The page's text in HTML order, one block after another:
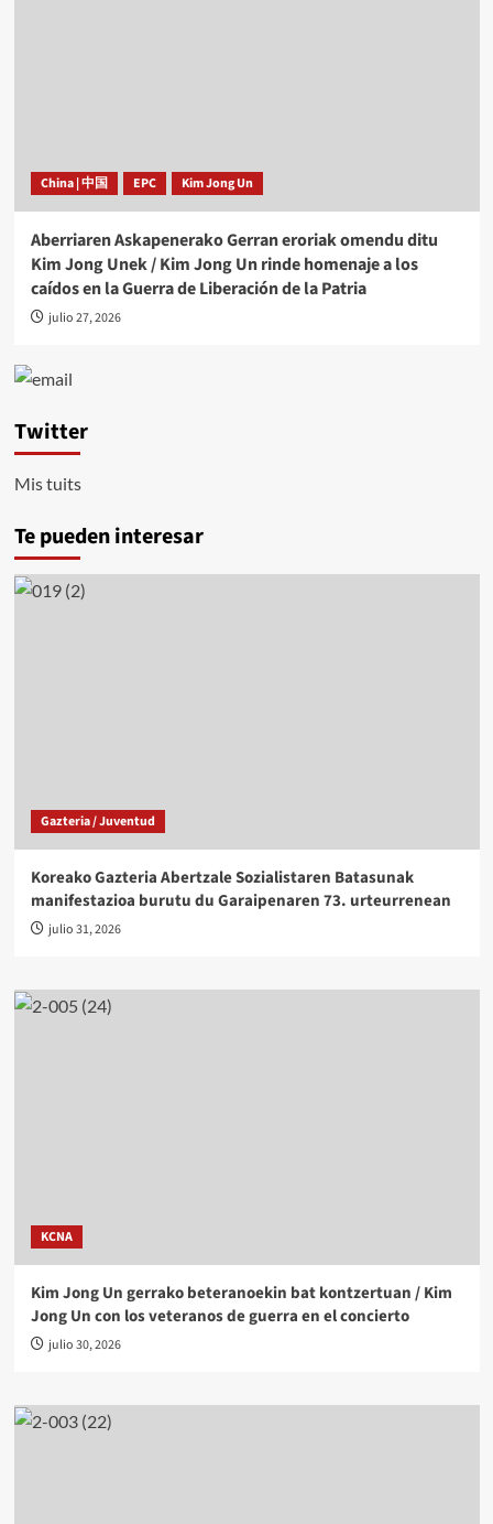
China | 中国 EPC Kim Jong Un
Aberriaren Askapenerako Gerran eroriak omendu ditu
Kim Jong Unek / Kim Jong Un rinde homenaje a los
caídos en la Guerra de Liberación de la Patria
julio 27, 2026
Twitter
Mis tuits
Te pueden interesar
Gazteria / Juventud
Koreako Gazteria Abertzale Sozialistaren Batasunak
manifestazioa burutu du Garaipenaren 73. urteurrenean
julio 31, 2026
KCNA
Kim Jong Un gerrako beteranoekin bat kontzertuan / Kim
Jong Un con los veteranos de guerra en el concierto
julio 30, 2026